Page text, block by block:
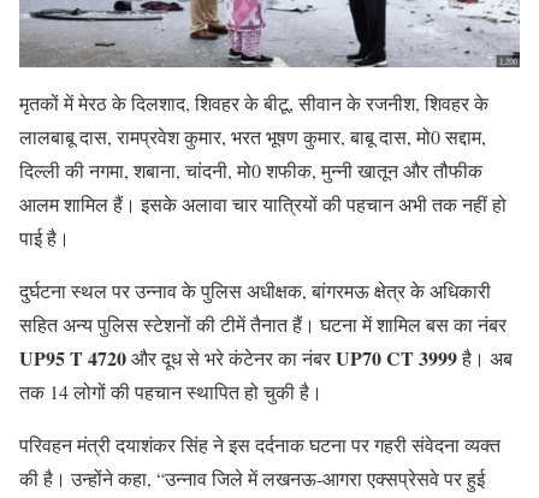
मृतकों में मेरठ के दिलशाद, शिवहर के बीटू, सीवान के रजनीश, शिवहर के
लालबाबू दास, रामप्रवेश कुमार, भरत भूषण कुमार, बाबू दास, मो0 सद्दाम,
दिल्ली की नगमा, शबाना, चांदनी, मो0 शफीक, मुन्नी खातून और तौफीक
आलम शामिल हैं। इसके अलावा चार यात्रियों की पहचान अभी तक नहीं हो
पाई है।
दुर्घटना स्थल पर उन्नाव के पुलिस अधीक्षक, बांगरमऊ क्षेत्र के अधिकारी
सहित अन्य पुलिस स्टेशनों की टीमें तैनात हैं। घटना में शामिल बस का नंबर
UP95 T 4720और दूध से भरे कंटेनर का नंबरUP70 CT 3999है। अब
तक 14 लोगों की पहचान स्थापित हो चुकी है।
परिवहन मंत्री दयाशंकर सिंह ने इस दर्दनाक घटना पर गहरी संवेदना व्यक्त
की है। उन्होंने कहा, “उन्नाव जिले में लखनऊ-आगरा एक्सप्रेसवे पर हुई